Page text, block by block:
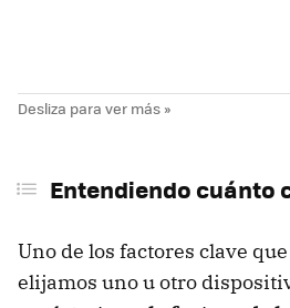
Entendiendo cuánto
Uno de los factores clave
elijamos uno u otro